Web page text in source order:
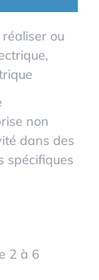
ou
non
dans des
spécifiques
2 à 6